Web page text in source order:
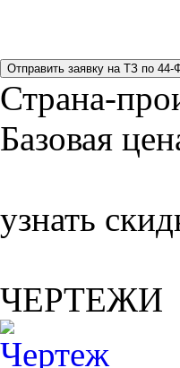
Страна-
Базовая
узнать
ЧЕРТЕЖИ